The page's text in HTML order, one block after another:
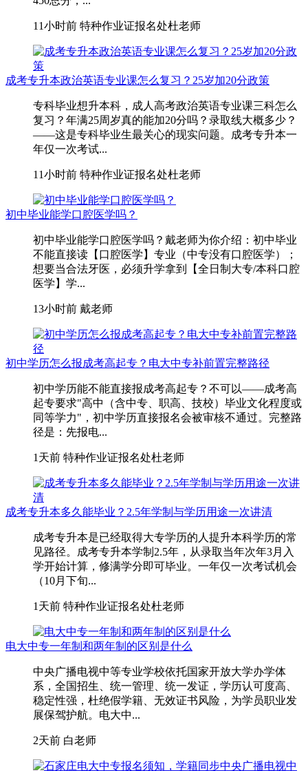
11小时前 特种作业证报名处杜老师
成考专升本政治英语专业课怎么复习？25岁加20分政策
专科毕业想升本科，成人高考政治英语专业课三科怎么
复习？年满25周岁真的能加20分吗？录取线大概多少？
——这是专科毕业生最关心的现实问题。成考专升本一
年仅一次考试...
11小时前 特种作业证报名处杜老师
初中毕业能学口腔医学吗？
初中毕业能学口腔医学吗？戴老师为你介绍：初中毕业
不能直接读【口腔医学】专业（中专没有口腔医学）；
想要当合法牙医，必须升学拿到【全日制大专/本科口腔
医学】学...
13小时前 戴老师
初中学历怎么报成考高起专？电大中专补前置完整路径
初中学历能不能直接报成考高起专？不可以——成考高
起专要求"高中（含中专、职高、技校）毕业文化程度或
同等学力"，初中学历直接报名会被审核不通过。完整路
径是：先报电...
1天前 特种作业证报名处杜老师
成考专升本多久能毕业？2.5年学制与学历用途一次讲清
成考专升本是已经取得大专学历的人提升本科学历的常
见路径。成考专升本学制2.5年，从录取当年次年3月入
学开始计算，修满学分即可毕业。一年仅一次考试机会
（10月下旬...
1天前 特种作业证报名处杜老师
电大中专一年制和两年制的区别是什么
中央广播电视中等专业学校依托国家开放大学办学体
系，全国招生、统一管理、统一发证，学历认可度高、
稳定性强，杜绝假学籍、无效证书风险，为学员职业发
展保驾护航。电大中...
2天前 白老师